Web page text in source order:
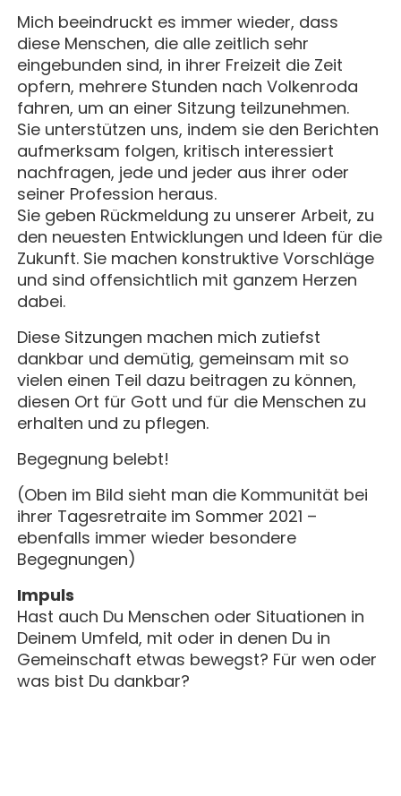
IMPULSE
PREDIGTEN
Mich beeindruckt es immer wieder, dass
diese Menschen, die alle zeitlich sehr
eingebunden sind, in ihrer Freizeit die Zeit
opfern, mehrere Stunden nach Volkenroda
fahren, um an einer Sitzung teilzunehmen.
Sie unterstützen uns, indem sie den Berichten
aufmerksam folgen, kritisch interessiert
nachfragen, jede und jeder aus ihrer oder
seiner Profession heraus.
Sie geben Rückmeldung zu unserer Arbeit, zu
den neuesten Entwicklungen und Ideen für die
Zukunft. Sie machen konstruktive Vorschläge
und sind offensichtlich mit ganzem Herzen
dabei.
Diese Sitzungen machen mich zutiefst
dankbar und demütig, gemeinsam mit so
vielen einen Teil dazu beitragen zu können,
diesen Ort für Gott und für die Menschen zu
erhalten und zu pflegen.
Begegnung belebt!
(Oben im Bild sieht man die Kommunität bei
ihrer Tagesretraite im Sommer 2021 –
ebenfalls immer wieder besondere
Begegnungen)
Impuls
Hast auch Du Menschen oder Situationen in
Deinem Umfeld, mit oder in denen Du in
Gemeinschaft etwas bewegst? Für wen oder
was bist Du dankbar?